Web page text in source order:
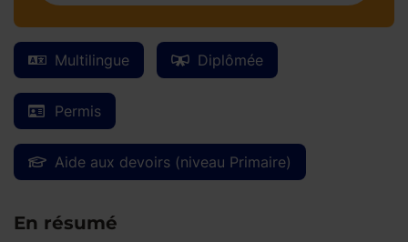
Multilingue Diplômée
Permis
Aide aux devoirs (niveau Primaire)
En résumé